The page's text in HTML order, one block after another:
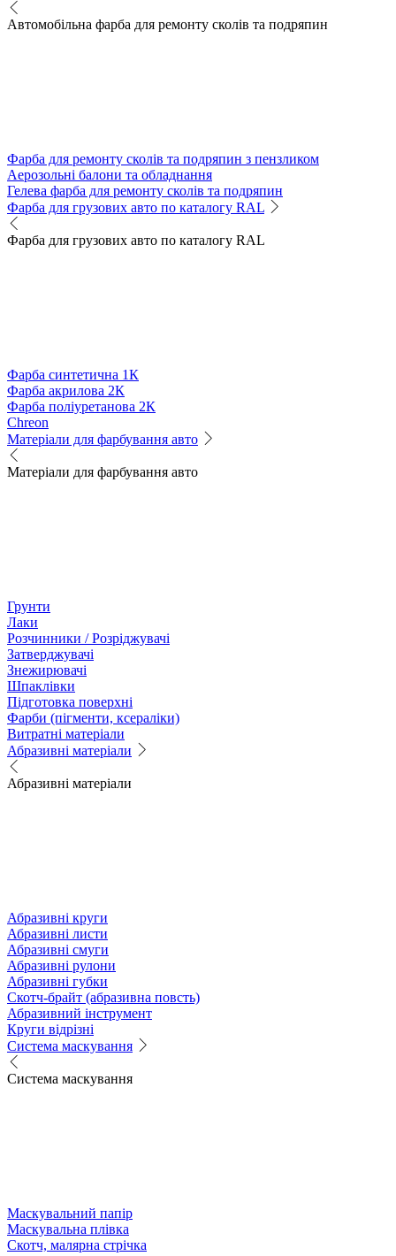
Автомобільна фарба для ремонту сколів та подряпин
Фарба для ремонту сколів та подряпин з пензликом
Аерозольні балони та обладнання
Гелева фарба для ремонту сколів та подряпин
Фарба для грузових авто по каталогу RAL
Фарба для грузових авто по каталогу RAL
Фарба синтетична 1К
Фарба акрилова 2К
Фарба поліуретанова 2К
Chreon
Матеріали для фарбування авто
Матеріали для фарбування авто
Грунти
Лаки
Розчинники / Розріджувачі
Затверджувачі
Знежирювачі
Шпаклівки
Підготовка поверхні
Фарби (пігменти, ксераліки)
Витратні матеріали
Абразивні матеріали
Абразивні матеріали
Абразивні круги
Абразивні листи
Абразивні смуги
Абразивні рулони
Абразивні губки
Скотч-брайт (абразивна повсть)
Абразивний інструмент
Круги відрізні
Система маскування
Система маскування
Маскувальний папір
Маскувальна плівка
Скотч, малярна стрічка